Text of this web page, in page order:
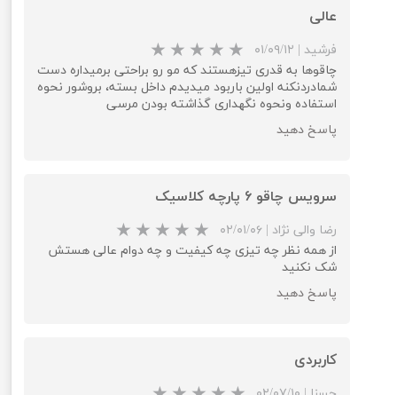
عالی
فرشید | ۰۱/۰۹/۱۲
چاقوها به قدری تیزهستند که مو رو براحتی برمیداره دست
شمادردنکنه اولین باربود میدیدم داخل بسته، بروشور نحوه
استفاده ونحوه نگهداری گذاشته بودن مرسی
پاسخ دهید
سرویس چاقو ۶ پارچه کلاسیک
رضا والی نژاد | ۰۲/۰۱/۰۶
از همه نظر چه تیزی چه کیفیت و چه دوام عالی هستش
شک نکنید
پاسخ دهید
کاربردی